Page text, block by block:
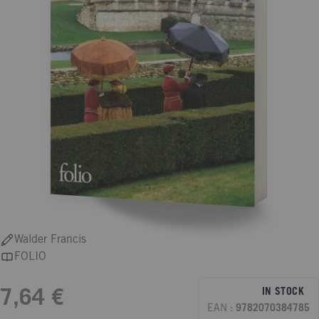
Walder Francis
FOLIO
7,64 €
IN STOCK
EAN : 9782070384785